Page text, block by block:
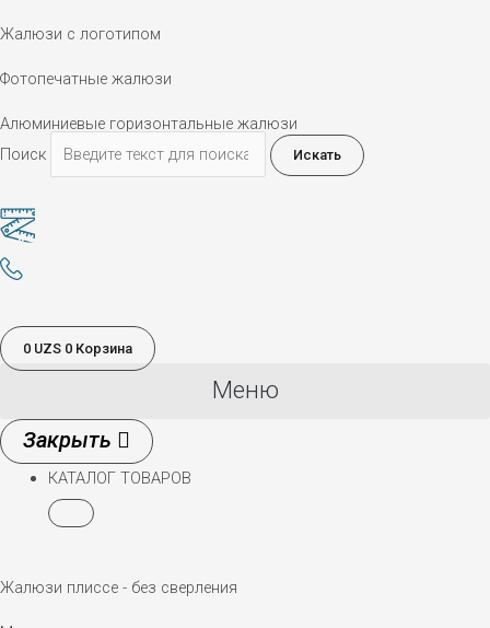
Жалюзи с логотипом
Фотопечатные жалюзи
Алюминиевые горизонтальные жалюзи
Поиск
Искать
0 UZS 0 Корзина
Меню
КАТАЛОГ ТОВАРОВ
Жалюзи плиссе - без сверления